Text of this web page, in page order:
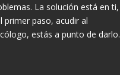
La solución está en ti,
primer paso, acudir al
estás a punto de darlo.